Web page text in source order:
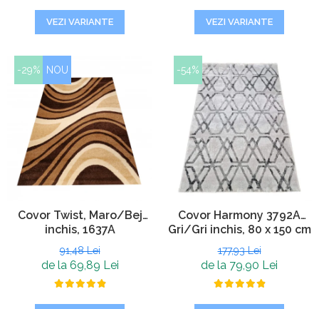
VEZI VARIANTE VEZI VARIANTE
-29% NOU
Covor Twist, Maro/Bej
inchis, 1637A
91,48 Lei
de la 69,89 Lei
-54%
Covor Harmony 3792A
Gri/Gri inchis, 80 x 150 cm
177,93 Lei
de la 79,90 Lei